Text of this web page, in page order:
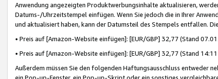
Anwendung angezeigten Produktwerbungsinhalte aktualisieren,
Datums-/Uhrzeitstempel einfügen. Wenn Sie jedoch die in Ihrer
und aktualisiert haben, kann der Datumsteil des Stempels entfallen.
• Preis auf [Amazon-Website einfügen]: [EUR/GBP] 32,77 (Stand
• Preis auf [Amazon-Website einfügen]: [EUR/GBP] 32,77 (Stand
Außerdem müssen Sie den folgenden Haftungsausschluss entweder
ein Pop-up-Fenster, ein Pop-up-Skript oder ein sonstiges